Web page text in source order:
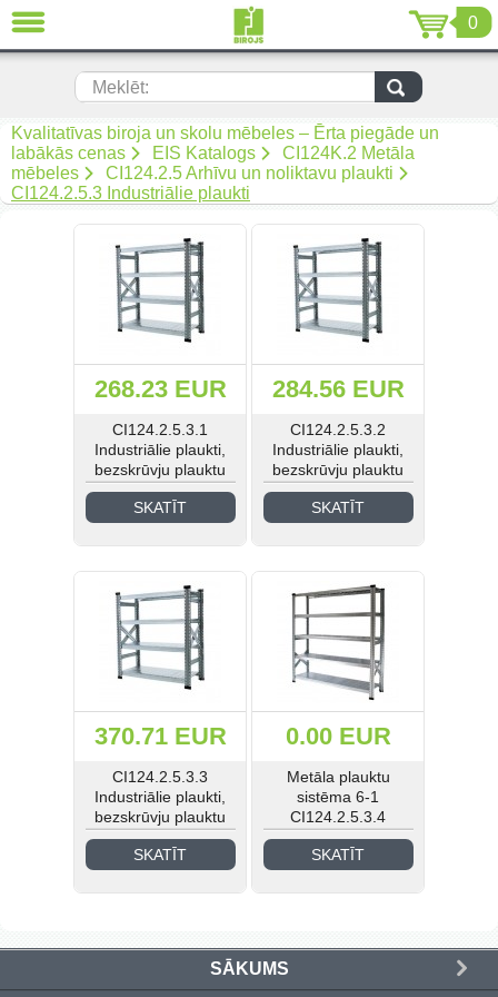
0
Meklēt:
Kvalitatīvas biroja un skolu mēbeles – Ērta piegāde un
labākās cenas
EIS Katalogs
CI124K.2 Metāla
mēbeles
CI124.2.5 Arhīvu un noliktavu plaukti
CI124.2.5.3 Industriālie plaukti
268.23 EUR
CI124.2.5.3.1
Industriālie plaukti,
bezskrūvju plauktu
sekcija - vienpusēja,
ar iespēju pievienot
SKATĪT
284.56 EUR
CI124.2.5.3.2
Industriālie plaukti,
bezskrūvju plauktu
sekcija - vienpusēja,
ar iespēju pievienot
SKATĪT
370.71 EUR
CI124.2.5.3.3
Industriālie plaukti,
bezskrūvju plauktu
sekcija - divpusēja,
ar iespēju pievienot
SKATĪT
0.00 EUR
Metāla plauktu
sistēma 6-1
CI124.2.5.3.4
SKATĪT
SĀKUMS
AIZVĒRT
EN RU
Biroja mēbeles (299)
Akustiskās mēbeles (19)
Krēsli (108)
Mīkstās biroja mēbeles (67)
Biroja metāla mēbeles (92)
Arhīvam un noliktavai (50)
Metāla mēbeles darbam (268)
Metāla mēbeles mantu
uzglabāšanai (34)
Medicīnas un laboratoriju
mēbeles (41)
Industriālā stila mēbeles (21)
Skolas mēbeles (185)
Bērnudārza mēbeles (42)
Guļamistabas mēbeles (31)
EIS Katalogs (193)
Ielogoties